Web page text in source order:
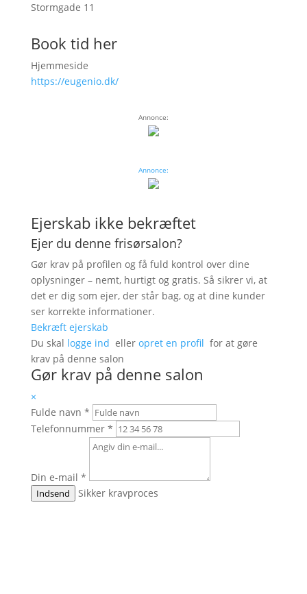
Stormgade 11
Book tid her
Hjemmeside
https://eugenio.dk/
Annonce:
Annonce:
Ejerskab ikke bekræftet
Ejer du denne frisørsalon?
Gør krav på profilen og få fuld kontrol over dine
oplysninger – nemt, hurtigt og gratis. Så sikrer vi, at
det er dig som ejer, der står bag, og at dine kunder
ser korrekte informationer.
Bekræft ejerskab
Du skal logge ind eller opret en profil for at gøre
krav på denne salon
Gør krav på denne salon
×
Fulde navn *
Telefonnummer *
Din e-mail *
Indsend Sikker kravproces